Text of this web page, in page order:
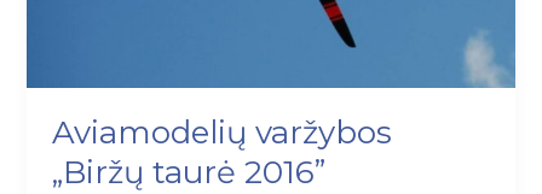
Aviamodelių varžybos
„Biržų taurė 2016”